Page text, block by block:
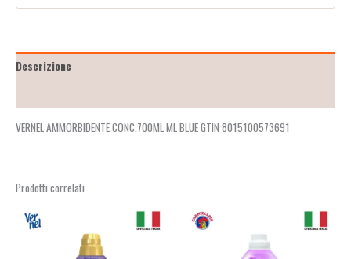
Descrizione
VERNEL AMMORBIDENTE CONC.700ML ML BLUE GTIN 8015100573691
Prodotti correlati